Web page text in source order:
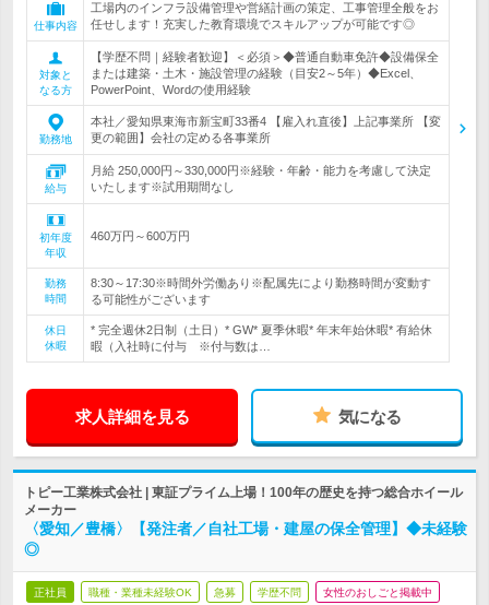
仕事内容
工場内のインフラ設備管理や営繕計画の策定、工事管理全般をお
任せします！充実した教育環境でスキルアップが可能です◎
対象と
なる方
【学歴不問｜経験者歓迎】＜必須＞◆普通自動車免許◆設備保全
または建築・土木・施設管理の経験（目安2～5年）◆Excel、
PowerPoint、Wordの使用経験
勤務地
本社／愛知県東海市新宝町33番4 【雇入れ直後】上記事業所 【変
更の範囲】会社の定める各事業所
給与
月給 250,000円～330,000円※経験・年齢・能力を考慮して決定
いたします※試用期間なし
初年度
年収
460万円～600万円
勤務
時間
8:30～17:30※時間外労働あり※配属先により勤務時間が変動す
る可能性がございます
休日
休暇
* 完全週休2日制（土日）* GW* 夏季休暇* 年末年始休暇* 有給休
暇（入社時に付与 ※付与数は…
求人詳細を見る 気になる
トピー工業株式会社 | 東証プライム上場！100年の歴史を持つ総合ホイール
メーカー
〈愛知／豊橋〉【発注者／自社工場・建屋の保全管理】◆未経験
◎
正社員 職種・業種未経験OK 急募 学歴不問 女性のおしごと掲載中